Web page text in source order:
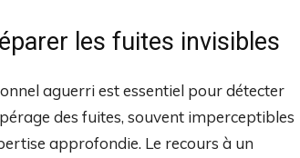
les fuites invisibles
aguerri est essentiel pour détecter
des fuites, souvent imperceptibles
approfondie. Le recours à un